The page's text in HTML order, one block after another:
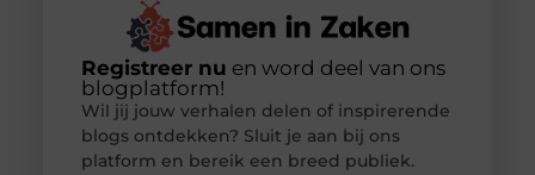
Registreer nu en word deel van ons
blogplatform!
Wil jij jouw verhalen delen of inspirerende
blogs ontdekken? Sluit je aan bij ons
platform en bereik een breed publiek.